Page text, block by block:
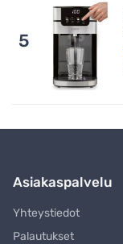
5
Asiakaspalvelu
Yhteystiedot
Palautukset